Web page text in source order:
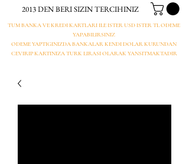
2013 DEN BERI SIZIN TERCIHINIZ
TUM BANKA VE KREDI KARTLARI ILE ISTER USD ISTER TL ODEME
YAPABILIRSINIZ
ODEME YAPTIGINIZDA BANKALAR KENDI DOLAR KURUNDAN
CEVIRIP KARTINIZA TURK LIRASI OLARAK YANSITMAKTADIR